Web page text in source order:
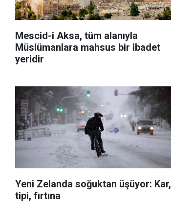
Mescid-i Aksa, tüm alanıyla
Müslümanlara mahsus bir ibadet
yeridir
Yeni Zelanda soğuktan üşüyor: Kar,
tipi, fırtına